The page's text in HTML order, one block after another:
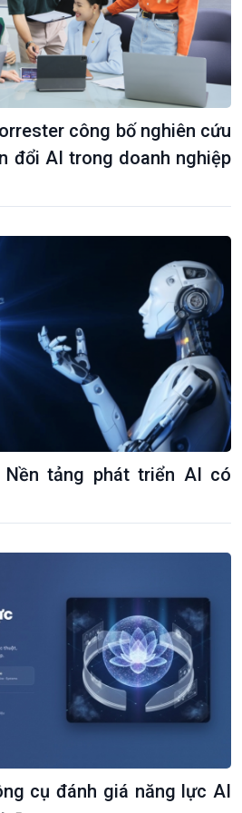
Nông nghiệp & Biển đảo
Tin Nông nghiệp & Biển
đảo
Biển đảo Việt Nam
Tâm tình biên giới và hải
công bố nghiên cứu
đổi AI trong doanh nghiệp
tảng phát triển AI có
cụ đánh giá năng lực AI